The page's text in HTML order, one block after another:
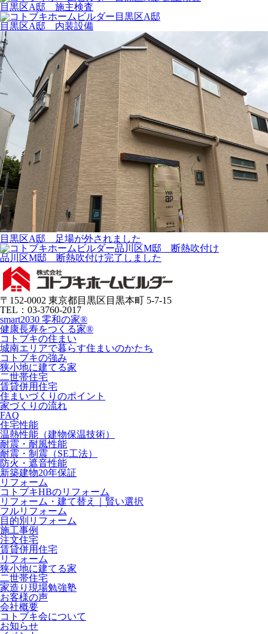
目黒区A邸 施主検査
目黒区A邸 内装設備
目黒区A邸 足場が外されました
品川区M邸 断熱吹付け完了しました
〒152-0002 東京都目黒区目黒本町 5-7-15
TEL：03-3760-2017
smart2030 零和の家®
健康長寿をつくる家®
コトブキの住まい
城南エリアで暮らす住まいのかたち
コトブキの強み
狭小地に建てる家
二世帯住宅
賃貸併用住宅
住まいづくりのポイント
家づくりの流れ
FAQ
住宅性能
温熱性能（建物保温技術）
耐震・耐風性能
耐震・制震（SE工法）
防火・遮音性能
新築建物20年保証
リフォーム
コトブキHBのリフォーム
リフォーム・建て替え｜賢い選択
フルリフォーム
目的別リフォーム
施工事例
注文住宅
賃貸併用住宅
リフォーム
狭小地に建てる家
二世帯住宅
家造り現場勉強塾
お客様の声
会社概要
コトブキ会について
お知らせ